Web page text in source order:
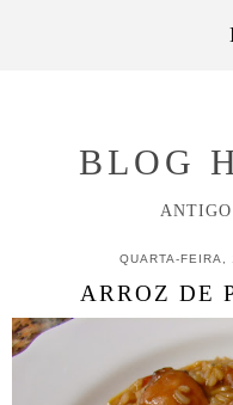
BLOG
QUARTA-
ARROZ DE